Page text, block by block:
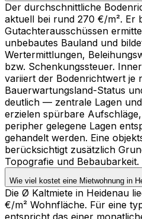
Der durchschnittliche
aktuell bei rund 270 €/m². Er
Gutachterausschüssen
unbebautes Bauland und
Wertermittlungen,
bzw. Schenkungssteuer.
variiert der Bodenrichtwert je
Bauerwartungsland-Status
deutlich — zentrale Lagen
erzielen spürbare
peripher gelegene Lagen
gehandelt werden. Eine
berücksichtigt zusätzlich
Topografie und Bebaubarkeit.
Wie viel kostet eine Mietwohnung in
Die Ø Kaltmiete in Heidenau
€/m² Wohnfläche. Für eine
entspricht das einer